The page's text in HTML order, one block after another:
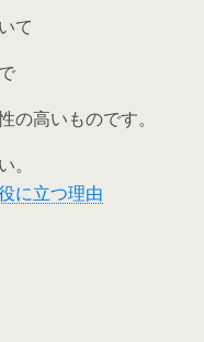
て
の高いものです。
。
に立つ理由